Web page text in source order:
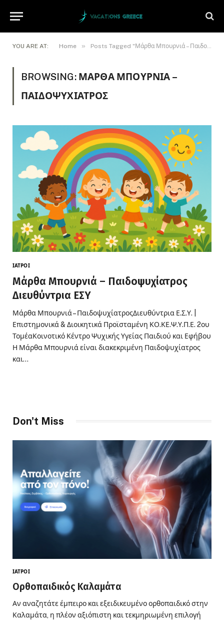
YOU ARE AT: Home » Posts Tagged "Μάρθα Μπουρνιά – Παιδοψυχίατρος"
BROWSING: ΜΆΡΘΑ ΜΠΟΥΡΝΙΆ –
ΠΑΙΔΟΨΥΧΊΑΤΡΟΣ
ΙΑΤΡΟΊ
Μάρθα Μπουρνιά – Παιδοψυχίατρος
Διευθύντρια ΕΣΥ
Μάρθα Μπουρνιά – ΠαιδοψυχίατροςΔιευθύντρια Ε.Σ.Υ. |
Επιστημονικά & Διοικητικά Προϊσταμένη ΚΟ.ΚΕ.Ψ.Υ.Π.Ε. 2ου
ΤομέαΚοινοτικό Κέντρο Ψυχικής Υγείας Παιδιού και Εφήβου
Η Μάρθα Μπουρνιά είναι διακεκριμένη Παιδοψυχίατρος
και…
Don't Miss
ΙΑΤΡΟΊ
Ορθοπαιδικός Καλαμάτα
Αν αναζητάτε έμπειρο και εξειδικευμένο ορθοπαιδικό στην
Καλαμάτα, η πλέον αξιόπιστη και τεκμηριωμένη επιλογή